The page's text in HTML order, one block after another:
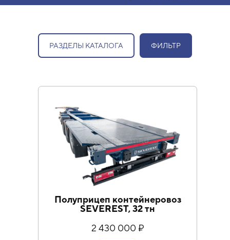
РАЗДЕЛЫ КАТАЛОГА ФИЛЬТР
Полуприцеп контейнеровоз
SEVEREST, 32 тн
2 430 000 ₽